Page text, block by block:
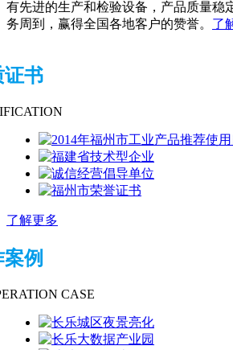
有先进的生产和检验设备，产品质量稳
务周到，赢得全国各地客户的赞誉。 了
证书
了解更多
例
CASE